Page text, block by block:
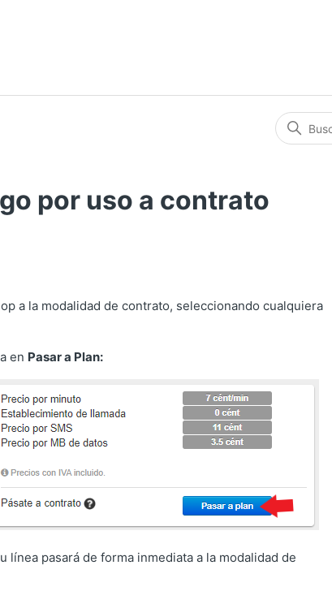
por uso a contrato
a la modalidad de contrato, seleccionando cualquiera
en Pasar a Plan:
línea pasará de forma inmediata a la modalidad de